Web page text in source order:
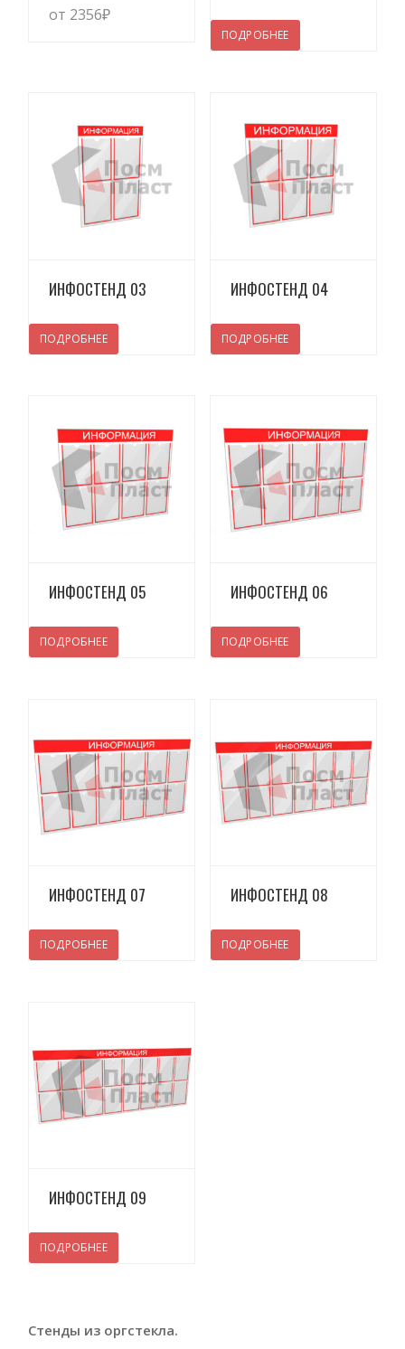
от 2356₽
ПОДРОБНЕЕ
Просмотреть
ИНФОСТЕНД 03
ПОДРОБНЕЕ
Просмотреть
ИНФОСТЕНД 04
ПОДРОБНЕЕ
Просмотреть
ИНФОСТЕНД 05
ПОДРОБНЕЕ
Просмотреть
ИНФОСТЕНД 06
ПОДРОБНЕЕ
Просмотреть
ИНФОСТЕНД 07
ПОДРОБНЕЕ
Просмотреть
ИНФОСТЕНД 08
ПОДРОБНЕЕ
Просмотреть
ИНФОСТЕНД 09
ПОДРОБНЕЕ
Стенды из оргстекла.